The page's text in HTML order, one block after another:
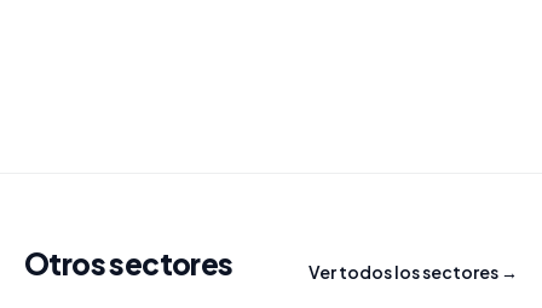
Otros sectores Ver todos los sectores →